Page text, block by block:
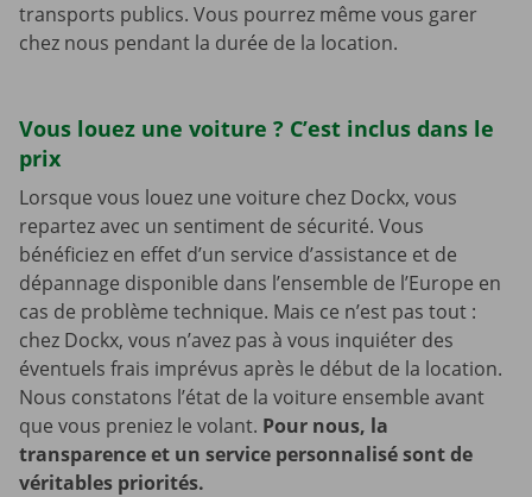
transports publics. Vous pourrez même vous garer
chez nous pendant la durée de la location.
Vous louez une voiture ? C’est inclus dans le
prix
Lorsque vous louez une voiture chez Dockx, vous
repartez avec un sentiment de sécurité. Vous
bénéficiez en effet d’un service d’assistance et de
dépannage disponible dans l’ensemble de l’Europe en
cas de problème technique. Mais ce n’est pas tout :
chez Dockx, vous n’avez pas à vous inquiéter des
éventuels frais imprévus après le début de la location.
Nous constatons l’état de la voiture ensemble avant
que vous preniez le volant. Pour nous, la
transparence et un service personnalisé sont de
véritables priorités.